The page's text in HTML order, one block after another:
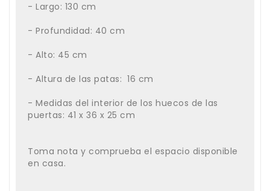
- Largo: 130 cm
- Profundidad: 40 cm
- Alto: 45 cm
- Altura de las patas: 16 cm
- Medidas del interior de los huecos de las
puertas: 41 x 36 x 25 cm
Toma nota y comprueba el espacio disponible
en casa.